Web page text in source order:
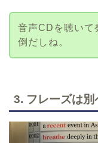
音声CDを聴いて
倒だしね。
3. フレーズは別